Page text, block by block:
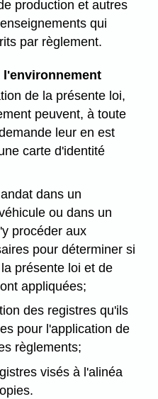
production et autres
qui
par règlement.
l'environnement
de la présente loi,
peuvent, à toute
leur en est
carte d'identité
dans un
ou dans un
procéder aux
pour déterminer si
présente loi et de
appliquées;
des registres qu'ils
pour l'application de
règlements;
visés à l'alinéa